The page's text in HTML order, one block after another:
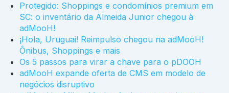
Protegido: Shoppings e condomínios premium em
SC: o inventário da Almeida Junior chegou à
adMooH!
¡Hola, Uruguai! Reimpulso chegou na adMooH!
Ônibus, Shoppings e mais
Os 5 passos para virar a chave para o pDOOH
adMooH expande oferta de CMS em modelo de
negócios disruptivo